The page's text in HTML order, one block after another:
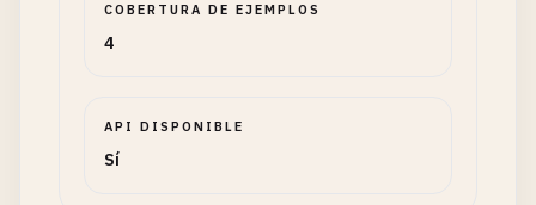
COBERTURA DE EJEMPLOS
4
API DISPONIBLE
Sí